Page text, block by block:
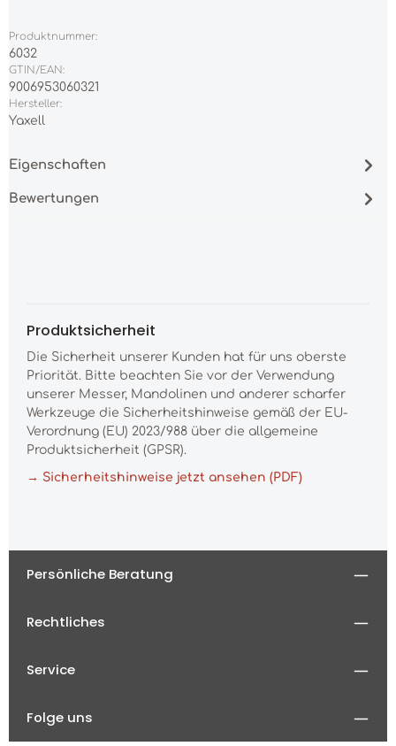
Produktnummer:
6032
GTIN/EAN:
9006953060321
Hersteller:
Yaxell
Eigenschaften
Bewertungen
Produktsicherheit
Die Sicherheit unserer Kunden hat für uns oberste
Priorität. Bitte beachten Sie vor der Verwendung
unserer Messer, Mandolinen und anderer scharfer
Werkzeuge die Sicherheitshinweise gemäß der EU-
Verordnung (EU) 2023/988 über die allgemeine
Produktsicherheit (GPSR).
→ Sicherheitshinweise jetzt ansehen (PDF)
Persönliche Beratung
Rechtliches
Service
Folge uns